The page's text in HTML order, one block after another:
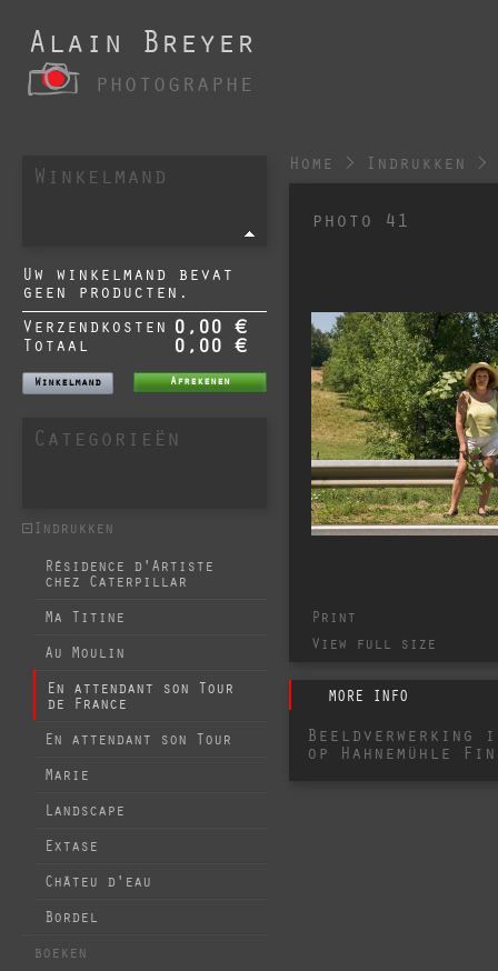
Alain Breyer
photographe
Winkelmand
Uw winkelmand bevat
geen producten.
Verzendkosten 0,00 €
Totaal 0,00 €
Winkelmand Afrekenen
Categorieën
Indrukken
Résidence d'Artiste
chez Caterpillar
Ma Titine
Au Moulin
En attendant son Tour
de France
En attendant son Tour
Marie
Landscape
Extase
Châteu d'eau
Bordel
boeken
Home > Indrukken >
photo 41
Print
View full size
MORE INFO
Beeldverwerking
op Hahnemühle